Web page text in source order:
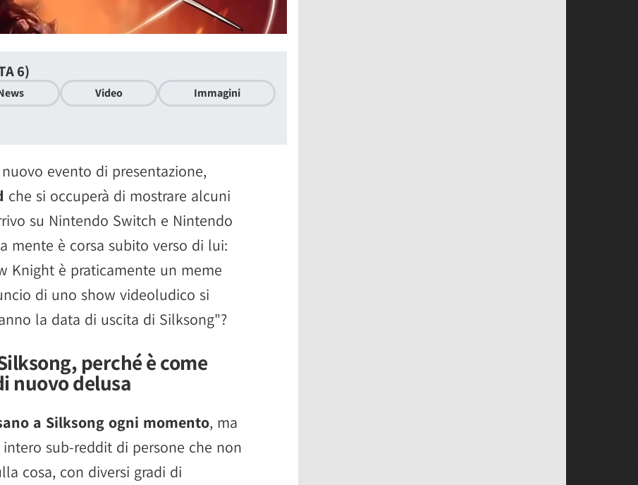
6)
Video Immagini
evento di presentazione,
che si occuperà di mostrare alcuni
su Nintendo Switch e Nintendo
mente è corsa subito verso di lui:
Knight è praticamente un meme
di uno show videoludico si
la data di uscita di Silksong"?
perché è come
nuovo delusa
a Silksong ogni momento, ma
sub-reddit di persone che non
cosa, con diversi gradi di